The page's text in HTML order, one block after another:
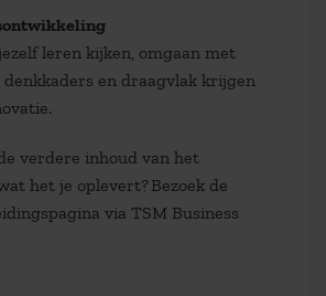
leren kijken, omgaan met
en draagvlak krijgen
verdere inhoud van het
het je oplevert? Bezoek de
via TSM Business